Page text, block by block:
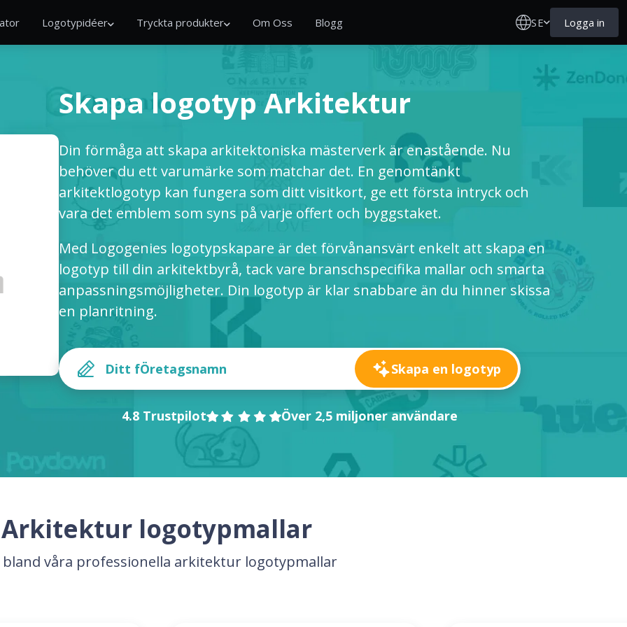
Logotypidéer Tryckta produkter Om Oss Blogg SE Logga in
Skapa logotyp Arkitektur
Din förmåga att skapa arkitektoniska mästerverk är enastående. Nu
behöver du ett varumärke som matchar det. En genomtänkt
arkitektlogotyp kan fungera som ditt visitkort, ge ett första intryck och
vara det emblem som syns på varje offert och byggstaket.
Med Logogenies logotypskapare är det förvånansvärt enkelt att skapa en
logotyp till din arkitektbyrå, tack vare branschspecifika mallar och smarta
anpassningsmöjligheter. Din logotyp är klar snabbare än du hinner skissa
en planritning.
Skapa en logotyp
4.8 Trustpilot Över 2,5 miljoner användare
Arkitektur logotypmallar
bland våra professionella arkitektur logotypmallar